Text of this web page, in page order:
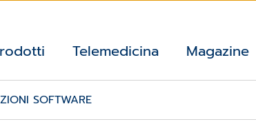
Telemedicina Magazine
SOFTWARE